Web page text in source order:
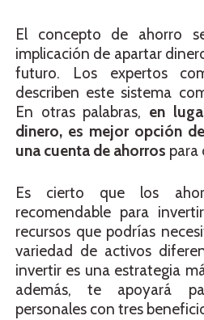
El concepto de ahorro
implicación de apartar
futuro. Los expertos
describen este sistema
En otras palabras, en
dinero, es mejor opción
una cuenta de ahorros para
Es cierto que los
recomendable para
recursos que podrías
variedad de activos
invertir es una estrategia
además, te apoyará
personales con tres